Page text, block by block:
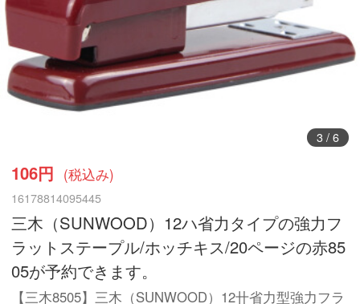
3/ 6
106円 (税込み)
16178814095445
三木（SUNWOOD）12ハ省力タイプの強力フ
ラットステープル/ホッチキス/20ページの赤85
05が予約できます。
【三木8505】三木（SUNWOOD）12〹省力型強力フラ